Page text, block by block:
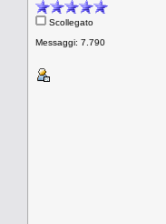
Scollegato
Messaggi: 7.790